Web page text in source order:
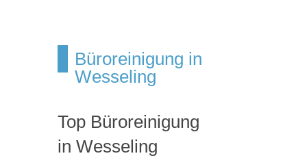
Büroreinigung in
Wesseling
Top Büroreinigung
in Wesseling